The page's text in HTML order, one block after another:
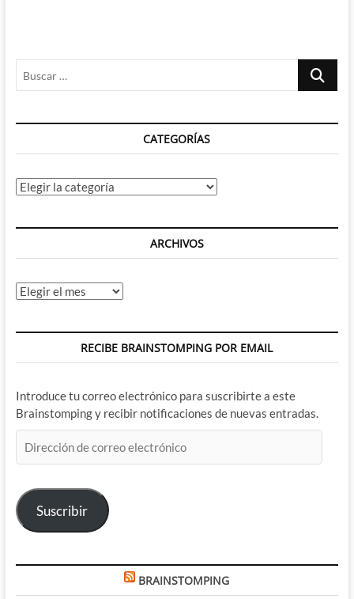
Buscar
CATEGORÍAS
Categorías
ARCHIVOS
Archivos
RECIBE BRAINSTOMPING POR EMAIL
Introduce tu correo electrónico para suscribirte a este
Brainstomping y recibir notificaciones de nuevas entradas.
de
electrónico
Suscribir
BRAINSTOMPING